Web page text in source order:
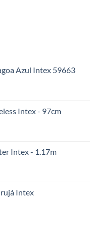
Azul Intex 59663
Intex - 97cm
Intex - 1.17m
Intex